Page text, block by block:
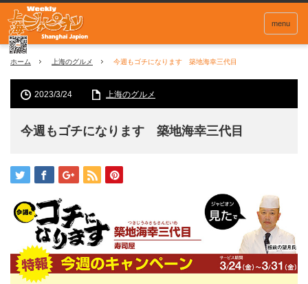
menu
ホーム 上海のグルメ 今週もゴチになります 築地海幸三代目
2023/3/24 上海のグルメ
今週もゴチになります 築地海幸三代目